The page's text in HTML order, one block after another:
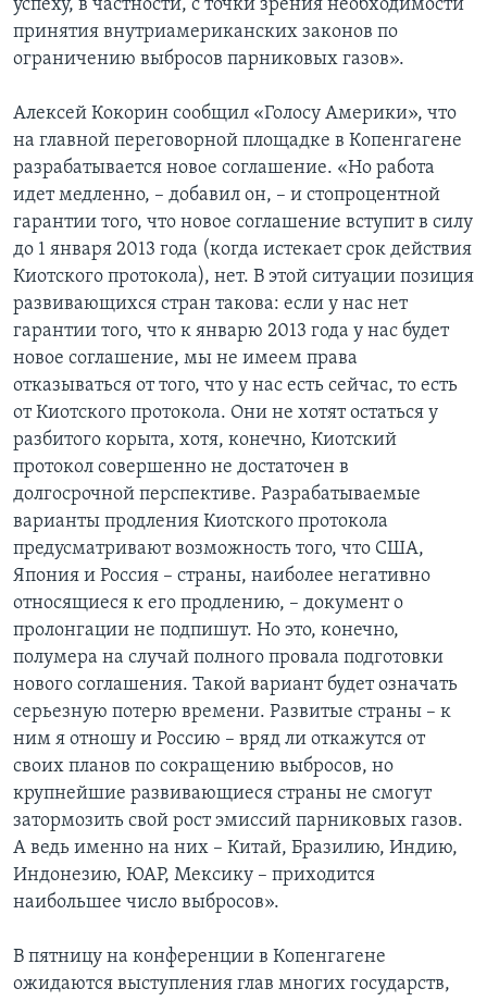
успеху, в частности, с точки зрения необходимости
принятия внутриамериканских законов по
ограничению выбросов парниковых газов».
Алексей Кокорин сообщил «Голосу Америки», что
на главной переговорной площадке в Копенгагене
разрабатывается новое соглашение. «Но работа
идет медленно, – добавил он, – и стопроцентной
гарантии того, что новое соглашение вступит в силу
до 1 января 2013 года (когда истекает срок действия
Киотского протокола), нет. В этой ситуации позиция
развивающихся стран такова: если у нас нет
гарантии того, что к январю 2013 года у нас будет
новое соглашение, мы не имеем права
отказываться от того, что у нас есть сейчас, то есть
от Киотского протокола. Они не хотят остаться у
разбитого корыта, хотя, конечно, Киотский
протокол совершенно не достаточен в
долгосрочной перспективе. Разрабатываемые
варианты продления Киотского протокола
предусматривают возможность того, что США,
Япония и Россия – страны, наиболее негативно
относящиеся к его продлению, – документ о
пролонгации не подпишут. Но это, конечно,
полумера на случай полного провала подготовки
нового соглашения. Такой вариант будет означать
серьезную потерю времени. Развитые страны – к
ним я отношу и Россию – вряд ли откажутся от
своих планов по сокращению выбросов, но
крупнейшие развивающиеся страны не смогут
затормозить свой рост эмиссий парниковых газов.
А ведь именно на них – Китай, Бразилию, Индию,
Индонезию, ЮАР, Мексику – приходится
наибольшее число выбросов».
В пятницу на конференции в Копенгагене
ожидаются выступления глав многих государств,